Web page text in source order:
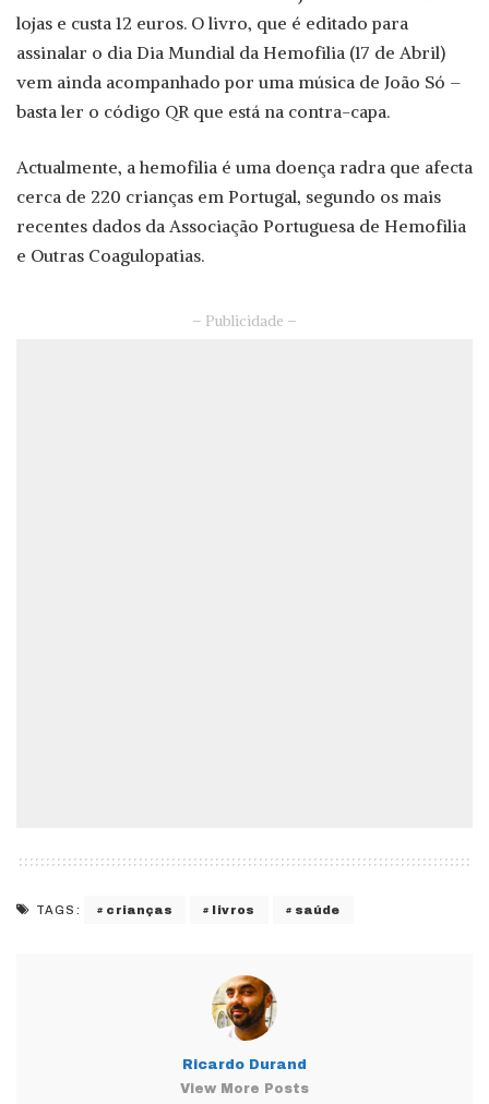
lojas e custa 12 euros. O livro, que é editado para
assinalar o dia Dia Mundial da Hemofilia (17 de Abril)
vem ainda acompanhado por uma música de João Só –
basta ler o código QR que está na contra-capa.
Actualmente, a hemofilia é uma doença radra que afecta
cerca de 220 crianças em Portugal, segundo os mais
recentes dados da Associação Portuguesa de Hemofilia
e Outras Coagulopatias.
– Publicidade –
TAGS: crianças livros saúde
Ricardo Durand
View More Posts